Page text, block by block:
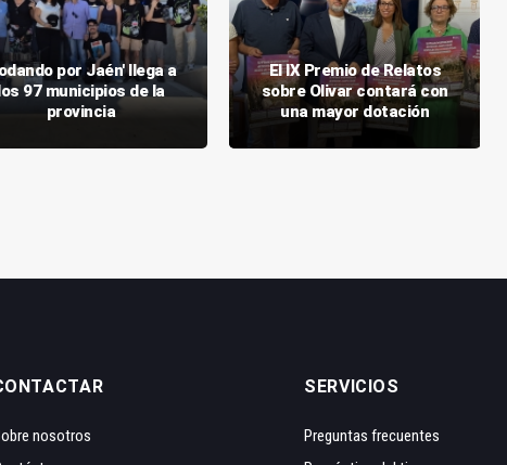
por Jaén' llega a
los 97 municipios de la
provincia
El IX Premio de Relatos
sobre Olivar contará con
una mayor dotación
nosotros
SERVICIOS
Preguntas frecuentes